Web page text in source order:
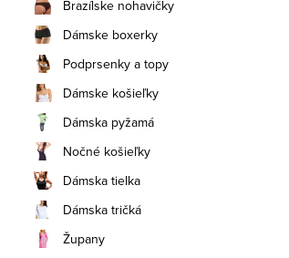
Brazílske nohavičky
Dámske boxerky
Podprsenky a topy
Dámske košieľky
Dámska pyžamá
Nočné košieľky
Dámska tielka
Dámska tričká
Župany